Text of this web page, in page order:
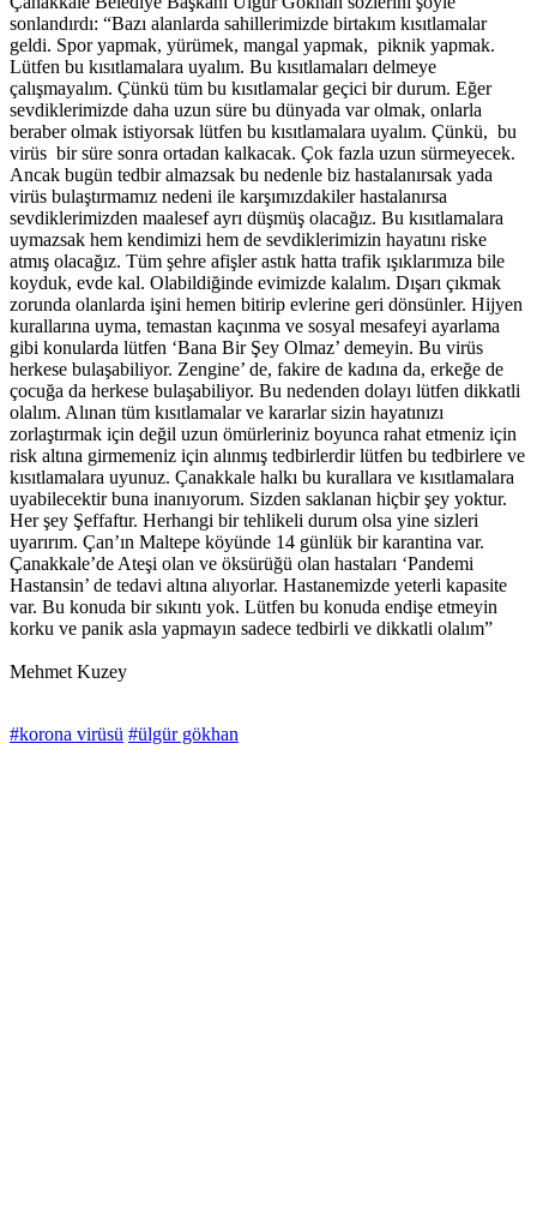
sonlandırdı: “Bazı alanlarda sahillerimizde birtakım kısıtlamalar
geldi. Spor yapmak, yürümek, mangal yapmak, piknik yapmak.
Lütfen bu kısıtlamalara uyalım. Bu kısıtlamaları delmeye
çalışmayalım. Çünkü tüm bu kısıtlamalar geçici bir durum. Eğer
sevdiklerimizde daha uzun süre bu dünyada var olmak, onlarla
beraber olmak istiyorsak lütfen bu kısıtlamalara uyalım. Çünkü, bu
virüs bir süre sonra ortadan kalkacak. Çok fazla uzun sürmeyecek.
Ancak bugün tedbir almazsak bu nedenle biz hastalanırsak yada
virüs bulaştırmamız nedeni ile karşımızdakiler hastalanırsa
sevdiklerimizden maalesef ayrı düşmüş olacağız. Bu kısıtlamalara
uymazsak hem kendimizi hem de sevdiklerimizin hayatını riske
atmış olacağız. Tüm şehre afişler astık hatta trafik ışıklarımıza bile
koyduk, evde kal. Olabildiğinde evimizde kalalım. Dışarı çıkmak
zorunda olanlarda işini hemen bitirip evlerine geri dönsünler. Hijyen
kurallarına uyma, temastan kaçınma ve sosyal mesafeyi ayarlama
gibi konularda lütfen ‘Bana Bir Şey Olmaz’ demeyin. Bu virüs
herkese bulaşabiliyor. Zengine’ de, fakire de kadına da, erkeğe de
çocuğa da herkese bulaşabiliyor. Bu nedenden dolayı lütfen dikkatli
olalım. Alınan tüm kısıtlamalar ve kararlar sizin hayatınızı
zorlaştırmak için değil uzun ömürleriniz boyunca rahat etmeniz için
risk altına girmemeniz için alınmış tedbirlerdir lütfen bu tedbirlere ve
kısıtlamalara uyunuz. Çanakkale halkı bu kurallara ve kısıtlamalara
uyabilecektir buna inanıyorum. Sizden saklanan hiçbir şey yoktur.
Her şey Şeffaftır. Herhangi bir tehlikeli durum olsa yine sizleri
uyarırım. Çan’ın Maltepe köyünde 14 günlük bir karantina var.
Çanakkale’de Ateşi olan ve öksürüğü olan hastaları ‘Pandemi
Hastansin’ de tedavi altına alıyorlar. Hastanemizde yeterli kapasite
var. Bu konuda bir sıkıntı yok. Lütfen bu konuda endişe etmeyin
korku ve panik asla yapmayın sadece tedbirli ve dikkatli olalım”
Mehmet Kuzey
#korona virüsü #ülgür gökhan